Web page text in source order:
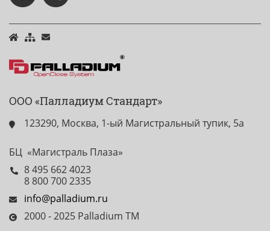
ООО «Палладиум Стандарт»
123290, Москва, 1-ый Магистральный тупик, 5а
БЦ «Магистраль Плаза»
8 495 662 4023
8 800 700 2335
info@palladium.ru
2000 - 2025 Palladium TM